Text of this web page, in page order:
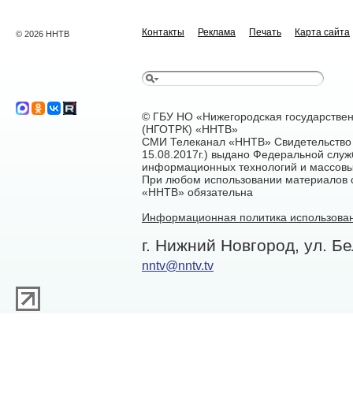
© 2026 ННТВ Контакты Реклама Печать Карта сайта
© ГБУ НО «Нижегородская
(НГОТРК) «ННТВ»
СМИ Телеканал «ННТВ»
15.08.2017г.) выдано Федеральной
информационных технологий и
При любом использовании материалов
«ННТВ» обязательна
Информационная политика
г. Нижний Новгород, ул.
nntv@nntv.tv